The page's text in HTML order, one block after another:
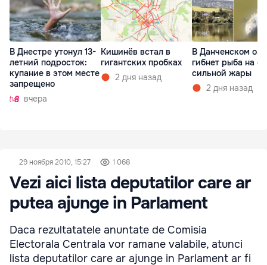
В Днестре утонул 13-
летний подросток:
купание в этом месте
запрещено
вчера
Кишинёв встал в
гигантских пробках
2 дня назад
В Данченском
гибнет рыба на
сильной жары
2 дня назад
29 ноября 2010, 15:27 1 068
Vezi aici lista deputatilor care ar
putea ajunge in Parlament
Daca rezultatatele anuntate de Comisia
Electorala Centrala vor ramane valabile, atunci
lista deputatilor care ar ajunge in Parlament ar fi